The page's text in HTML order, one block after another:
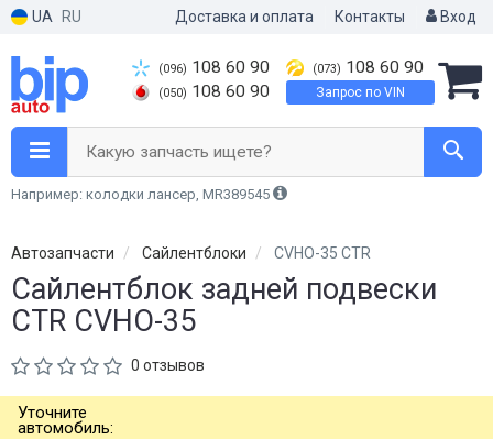
UA RU Доставка и оплата Контакты Вход
(096) 108 60 90
(050) 108 60 90
(073) 108 60 90
Запрос по VIN
Какую запчасть ищете?
Например: колодки лансер, MR389545
Автозапчасти Сайлентблоки CVHO-35 CTR
Сайлентблок задней подвески
CTR CVHO-35
0 отзывов
Уточните
автомобиль: